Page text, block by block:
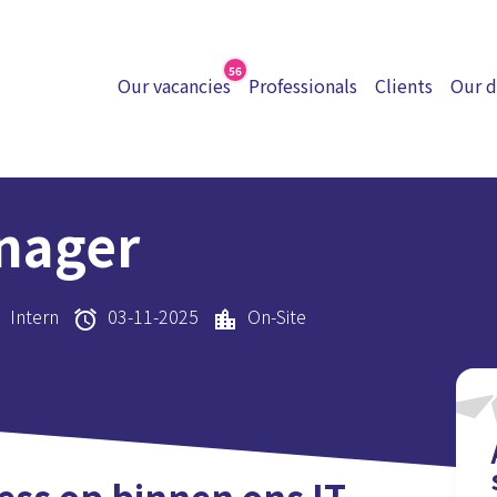
Our vacancies
56
Professionals Clients Our
Intern alarm 03-11-2025 location_city On-Site